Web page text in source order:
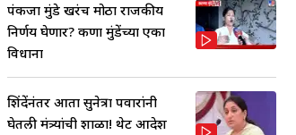
पंकजा मुंडे खरंच मोठा राजकीय
निर्णय घेणार? करुणा मुंडेंच्या एका
विधाना
शिंदेंनंतर आता सुनेत्रा पवारांनी
घेतली मंत्र्यांची शाळा! थेट आदेश